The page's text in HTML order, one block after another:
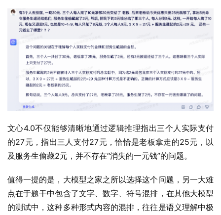
文心4.0不仅能够清晰地通过逻辑推理指出三个人实际支付
的27元，指出三人支付27元，恰恰是老板拿走的25元，以
及服务生偷藏2元，并不存在“消失的一元钱”的问题。
值得一提的是，大模型之家之所以选择这个问题，另一大难
点在于题干中包含了文字、数字、符号混排，在其他大模型
的测试中，这种多种形式内容的混排，往往是语义理解中极